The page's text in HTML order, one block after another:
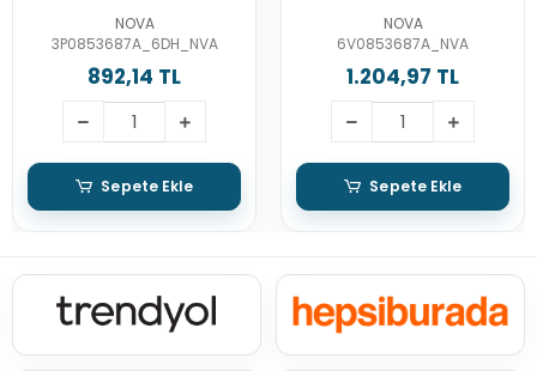
NOVA
3P0853687A_6DH_NVA
892,14 TL
Sepete Ekle
NOVA
6V0853687A_NVA
1.204,97 TL
Sepete Ekle